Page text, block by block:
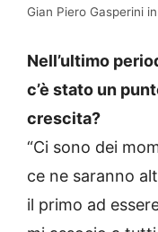
Gian Piero Gasperini
Nell’ultimo
c’è stato un
crescita?
“Ci sono dei
ce ne saranno
il primo ad